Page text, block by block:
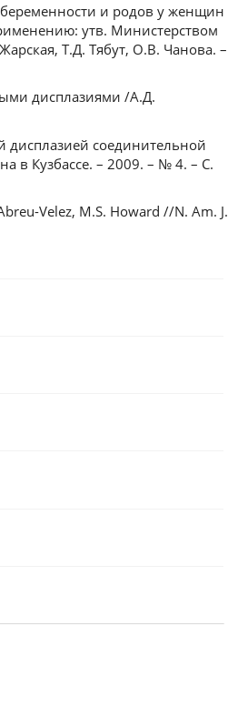
и родов у женщин
утв. Министерством
Т.Д. Тябут, О.В. Чанова. –
дисплазиями /А.Д.
соединительной
в Кузбассе. – 2009. – № 4. – С.
Velez, M.S. Howard //N. Am. J.